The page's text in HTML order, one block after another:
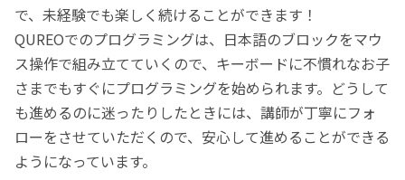
で、未経験でも楽しく続けることができます！
QUREOでのプログラミングは、日本語のブロックをマウ
ス操作で組み立てていくので、キーボードに不慣れなお子
さまでもすぐにプログラミングを始められます。どうして
も進めるのに迷ったりしたときには、講師が丁寧にフォ
ローをさせていただくので、安心して進めることができる
ようになっています。